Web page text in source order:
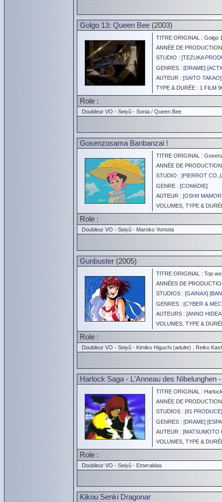
Golgo 13: Queen Bee (2003)
TITRE ORIGINAL : Golgo
ANNÉE DE
STUDIO : [TEZUKA
GENRES : [DRAME] [
AUTEUR : [SAITO TAKAO]
TYPE & DURÉE : 1 FILM
Role :
Doubleur VO - Seiyû - Sonia / Queen Bee
Gosenzosama Banbanzai !
TITRE ORIGINAL :
ANNÉE DE
STUDIO : [PIERROT
GENRE : [COMéDIE]
AUTEUR : [OSHII
VOLUMES, TYPE &
Role :
Doubleur VO - Seiyû - Maroko Yomota
Gunbuster (2005)
TITRE ORIGINAL : Top
ANNÉES DE
STUDIOS : [GAINAX] [
GENRES : [CYBER &
AUTEURS : [ANNO
VOLUMES, TYPE &
Role :
Doubleur VO - Seiyû - Kimiko Higuchi (adulte) ; Reiko
Harlock Saga - L'Anneau des Nibelunghen
TITRE ORIGINAL :
ANNÉE DE
STUDIOS : [81 PRODUCE
GENRES : [DRAME] [
AUTEUR : [MATSUMOTO
VOLUMES, TYPE &
Role :
Doubleur VO - Seiyû - Emeraldas
Kikou Senki Dragonar